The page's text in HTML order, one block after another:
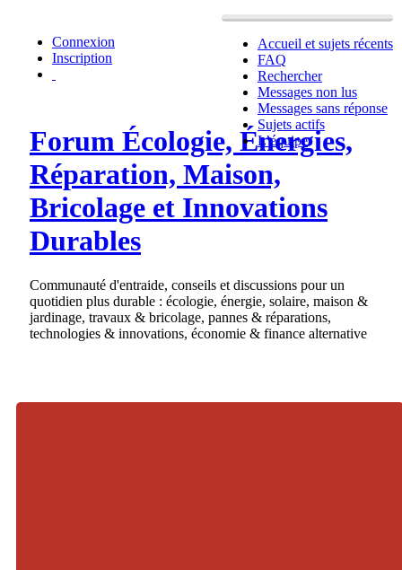
Accueil et sujets récents
FAQ
Rechercher
Messages non lus
Messages sans réponse
Sujets actifs
L’équipe
Connexion
Inscription
Forum Écologie, Énergies,
Réparation, Maison,
Bricolage et Innovations
Durables
Communauté d'entraide, conseils et discussions pour un
quotidien plus durable : écologie, énergie, solaire, maison &
jardinage, travaux & bricolage, pannes & réparations,
technologies & innovations, économie & finance alternative